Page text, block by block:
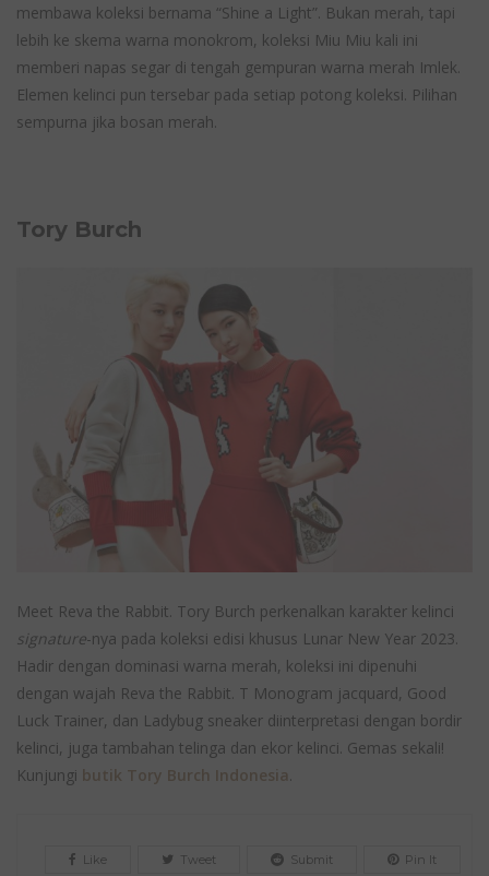
membawa koleksi bernama “Shine a Light”. Bukan merah, tapi
lebih ke skema warna monokrom, koleksi Miu Miu kali ini
memberi napas segar di tengah gempuran warna merah Imlek.
Elemen kelinci pun tersebar pada setiap potong koleksi. Pilihan
sempurna jika bosan merah.
Tory Burch
Meet Reva the Rabbit. Tory Burch perkenalkan karakter kelinci
signature-nya pada koleksi edisi khusus Lunar New Year 2023.
Hadir dengan dominasi warna merah, koleksi ini dipenuhi
dengan wajah Reva the Rabbit. T Monogram jacquard, Good
Luck Trainer, dan Ladybug sneaker diinterpretasi dengan bordir
kelinci, juga tambahan telinga dan ekor kelinci. Gemas sekali!
Kunjungi butik Tory Burch Indonesia
Like Tweet Submit Pin It